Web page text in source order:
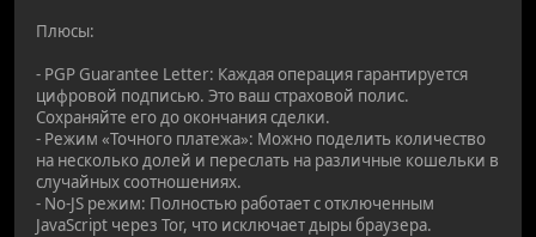
Плюсы:
- PGP Guarantee Letter: Каждая операция гарантируется
цифровой подписью. Это ваш страховой полис.
Сохраняйте его до окончания сделки.
- Режим «Точного платежа»: Можно поделить количество
на несколько долей и переслать на различные кошельки в
случайных соотношениях.
- No-JS режим: Полностью работает с отключенным
JavaScript через Tor, что исключает дыры браузера.